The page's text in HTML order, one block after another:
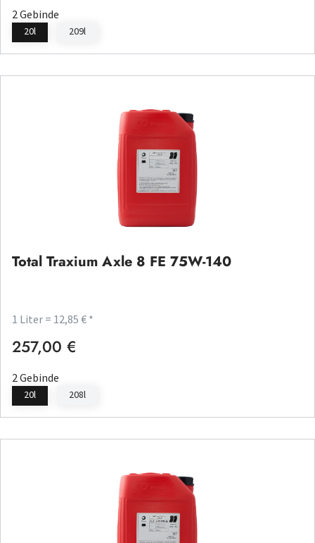
2 Gebinde
20l 209l
Total Traxium Axle 8 FE 75W-140
1 Liter = 12,85 € *
Regulärer Preis:
257,00 €
2 Gebinde
20l 208l